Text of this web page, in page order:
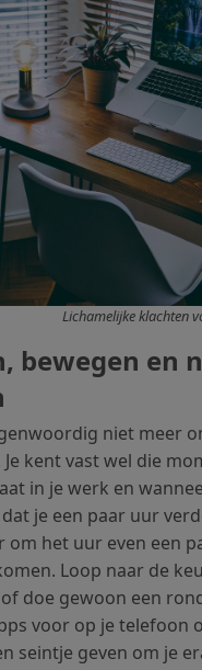
Lichamelijke klachten
bewegen en
niet meer
kent vast wel die
in je werk en
je een paar uur
om het uur even een
Loop naar de
doe gewoon een
voor op je telefoon
seintje geven om je